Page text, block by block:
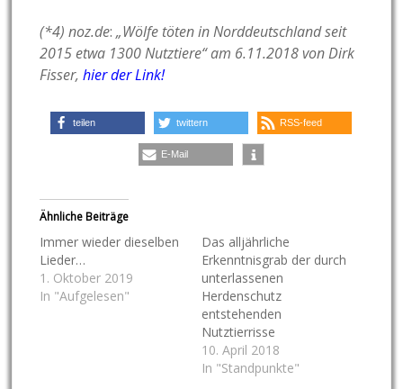
(*4) noz.de:„Wölfe töten in Norddeutschland seit
2015 etwa 1300 Nutztiere“ am 6.11.2018 von Dirk
Fisser,hier der Link!
teilen twittern RSS-feed
E-Mail
Ähnliche Beiträge
Immer wieder dieselben
Lieder…
1. Oktober 2019
In "Aufgelesen"
Das alljährliche
Erkenntnisgrab der durch
unterlassenen
Herdenschutz
entstehenden
Nutztierrisse
10. April 2018
In "Standpunkte"